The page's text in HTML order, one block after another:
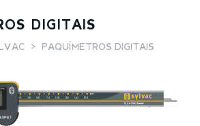
DIGITAIS
PAQUÍMETROS DIGITAIS